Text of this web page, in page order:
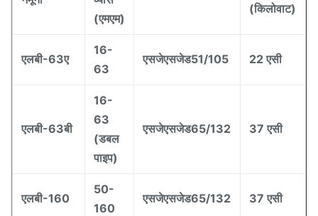
(एमएम)
(किलोवाट)
एलबी-63ए
16-
63
एसजेएसजेड51/105 22 एसी
एलबी-63बी
16-
63
(डबल
पाइप)
एसजेएसजेड65/132 37 एसी
एलबी-160
50-
160
एसजेएसजेड65/132 37 एसी